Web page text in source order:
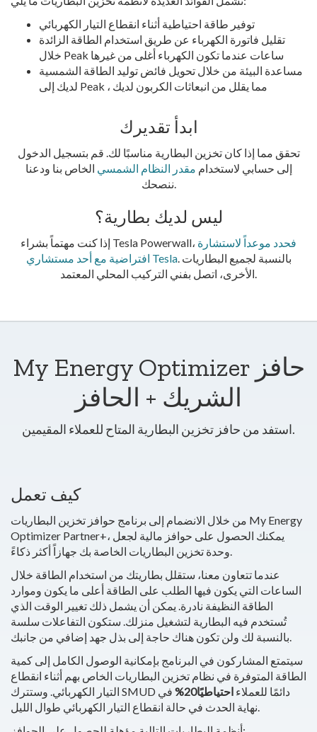
توفير طاقة احتياطية أثناء انقطاع التيار الكهربائي
تقليل فاتورة الكهرباء عن طريق استخدام الطاقة الزائدة
مساعدة البيئة من خلال تحويل فائض توليد الطاقة الشمسية
لديك إلى Peak ، مما يقلل من انبعاثات الكربون لديك
ابدأ تقديرك
تحقق مما إذا كان تخزين البطارية مناسبًا لك. قم بتسجيل الدخول
إلى حسابي لاستخدام مقدر النظام الشمسي الخاص بنا ودعنا
ننصحك.
ليس لديك بطارية؟
إذا كنت مهتماً بشراء Tesla Powerwall، فحدد موعداً لاستشارة
افتراضية مع أحد مستشاري Tesla. بالنسبة لجميع البطاريات
الأخرى، اتصل بفني التركيب المحلي المعتمد.
My Energy Optimizer حافز
الشريك + الحافز
استفد من حافز تخزين البطارية المتاح للعملاء المقيمين.
كيف تعمل
من خلال الانضمام إلى برنامج حوافز تخزين البطاريات My Energy
Optimizer Partner+، يمكنك الحصول على حوافز مالية لجعل
وحدة تخزين البطاريات الخاصة بك جهازاً أكثر ذكاءً.
عندما تتعاون معنا، ستقلل بطاريتك من استخدام الطاقة خلال
الساعات التي يكون فيها الطلب على الطاقة أعلى ما يكون وموارد
الطاقة النظيفة نادرة. يمكن أن يشمل ذلك تغيير الوقت الذي
تُستخدم فيه البطارية لتشغيل منزلك. ستكون التفاعلات سلسة
بالنسبة لك ولن تكون هناك حاجة إلى بذل جهد إضافي من جانبك.
سيتمتع المشاركون في البرنامج بإمكانية الوصول الكامل إلى كمية
الطاقة المتوفرة في نظام تخزين البطاريات الخاص بهم أثناء انقطاع
التيار الكهربائي.
وستترك SMUD دائمًا للعملاء احتياطيًا20%
في
نهاية الحدث في حالة انقطاع التيار الكهربائي طوال الليل.